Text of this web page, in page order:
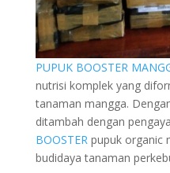
PUPUK BOOSTER
nutrisi komplek yang
tanaman mangga.
ditambah dengan
BOOSTERpupuk organic
budidaya tanaman